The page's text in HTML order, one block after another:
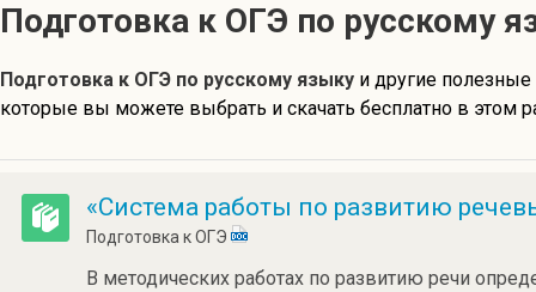
Подготовка к ОГЭ по русскому
Подготовка к ОГЭ по русскому языку и другие
которые вы можете выбрать и скачать бесплатно в этом
«Система работы по развитию
Подготовка к ОГЭ
В методических работах по развитию речи